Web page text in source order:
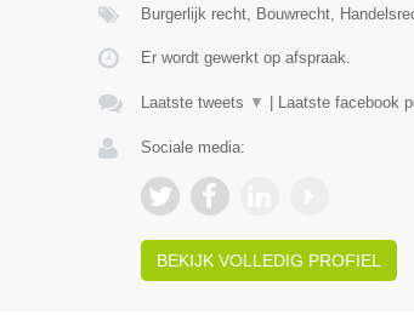
Burgerlijk recht, Bouwrecht,
Er wordt gewerkt op afspraak.
Laatste tweets ▼ Laatste facebook
Sociale media:
BEKIJK VOLLEDIG PROFIEL